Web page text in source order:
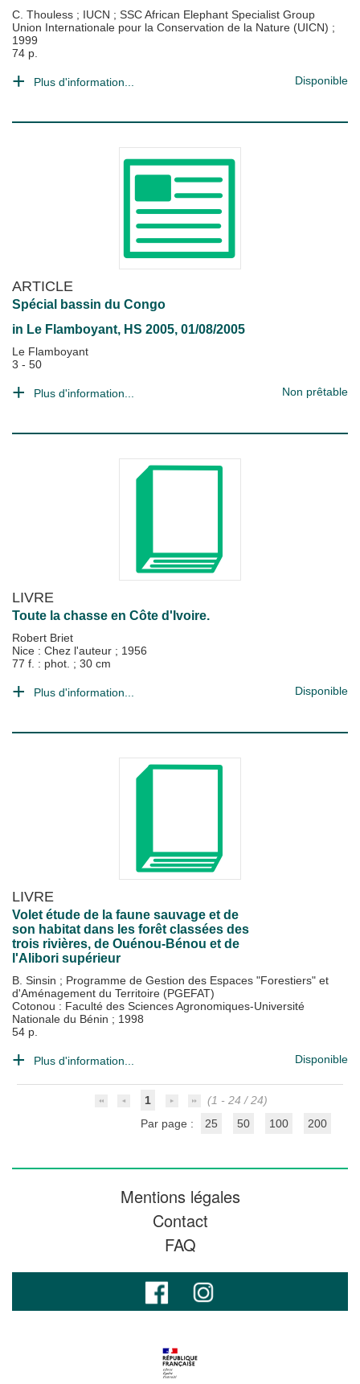
C. Thouless ; IUCN ; SSC African Elephant Specialist Group
Union Internationale pour la Conservation de la Nature (UICN) ;
1999
74 p.
Plus d'information... Disponible
ARTICLE
Spécial bassin du Congo
in Le Flamboyant, HS 2005, 01/08/2005
Le Flamboyant
3 - 50
Plus d'information... Non prêtable
LIVRE
Toute la chasse en Côte d'Ivoire.
Robert Briet
Nice : Chez l'auteur ; 1956
77 f. : phot. ; 30 cm
Plus d'information... Disponible
LIVRE
Volet étude de la faune sauvage et de
son habitat dans les forêt classées des
trois rivières, de Ouénou-Bénou et de
l'Alibori supérieur
B. Sinsin ; Programme de Gestion des Espaces "Forestiers" et
d'Aménagement du Territoire (PGEFAT)
Cotonou : Faculté des Sciences Agronomiques-Université
Nationale du Bénin ; 1998
54 p.
Plus d'information... Disponible
1
(1 - 24 / 24)
Par page :
25 50 100 200
Mentions légales
Contact
FAQ